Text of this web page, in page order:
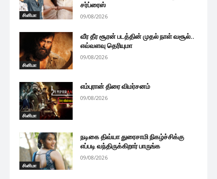
சினிமா
சர்ப்ரைஸ்
09/08/2026
சினிமா
வீர தீர சூரன் படத்தின் முதல் நாள் வசூல்..
எவ்வளவு தெரியுமா
09/08/2026
சினிமா
எம்புரான் திரை விமர்சனம்
09/08/2026
சினிமா
நடிகை திவ்யா துரைசாமி நிகழ்ச்சிக்கு
எப்படி வந்திருக்கிறார் பாருங்க
09/08/2026